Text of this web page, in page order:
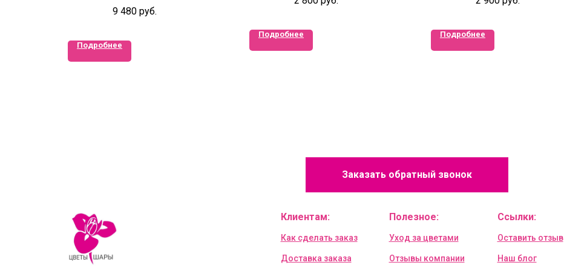
9 480 руб.
Подробнее
Подробнее Подробнее
Заказать обратный звонок
Клиентам:
Как сделать заказ
Доставка заказа
Полезное:
Уход за цветами
Отзывы компании
Ссылки:
Оставить отзыв
Наш блог